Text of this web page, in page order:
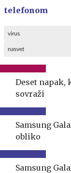
telefonom
virus
nasvet
Deset napak,
sovraži
Samsung
obliko
Samsung